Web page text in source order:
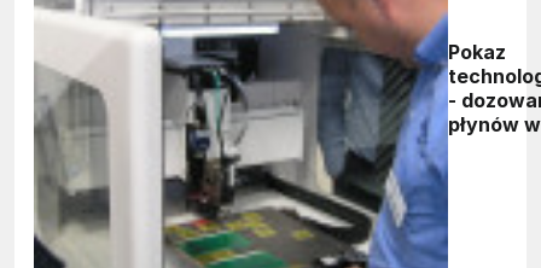
Pokaz
-
płynów w